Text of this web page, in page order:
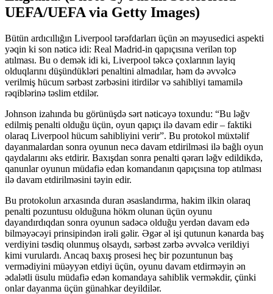
Bütün ardıcıllığın Liverpool tərəfdarları üçün ən məyusedici aspekti
yəqin ki son nəticə idi: Real Madrid-in qapıçısına verilən top
atılması. Bu o demək idi ki, Liverpool təkcə çoxlarının layiq
olduqlarını düşündükləri penaltini almadılar, həm də əvvəlcə
verilmiş hücum sərbəst zərbəsini itirdilər və sahibliyi tamamilə
rəqiblərinə təslim etdilər.
Johnson izahında bu görünüşdə sərt nəticəyə toxundu: “Bu ləğv
edilmiş penalti olduğu üçün, oyun qapıçı ilə davam edir – faktiki
olaraq Liverpool hücum sahibliyini verir”. Bu protokol müxtəlif
dayanmalardan sonra oyunun necə davam etdirilməsi ilə bağlı oyun
qaydalarını əks etdirir. Baxışdan sonra penalti qərarı ləğv edildikdə,
qanunlar oyunun müdafiə edən komandanın qapıçısına top atılması
ilə davam etdirilməsini təyin edir.
Bu protokolun arxasında duran əsaslandırma, hakim ilkin olaraq
penalti pozuntusu olduğuna hökm olunan üçün oyunu
dayandırdıqdan sonra oyunun sadəcə olduğu yerdən davam edə
bilməyəcəyi prinsipindən irəli gəlir. Əgər əl işi qutunun kənarda baş
verdiyini təsdiq olunmuş olsaydı, sərbəst zərbə əvvəlcə verildiyi
kimi vurulardı. Ancaq baxış prosesi heç bir pozuntunun baş
vermədiyini müəyyən etdiyi üçün, oyunu davam etdirməyin ən
ədalətli üsulu müdafiə edən komandaya sahiblik verməkdir, çünki
onlar dayanma üçün günahkar deyildilər.